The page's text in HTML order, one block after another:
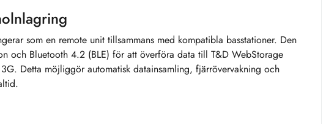
som en remote unit tillsammans med kompatibla basstationer. Den
och Bluetooth 4.2 (BLE) för att överföra data till T&D WebStorage
Detta möjliggör automatisk datainsamling, fjärrövervakning och